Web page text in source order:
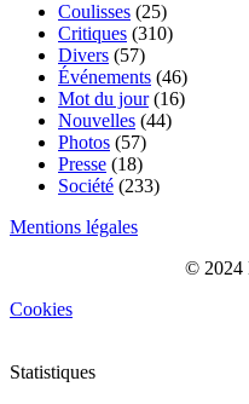
Coulisses (25)
Critiques (310)
Divers (57)
Événements (46)
Mot du jour(16)
Nouvelles (44)
Photos (57)
Presse (18)
Société (233)
Mentions légales
© 2024
Cookies
Statistiques